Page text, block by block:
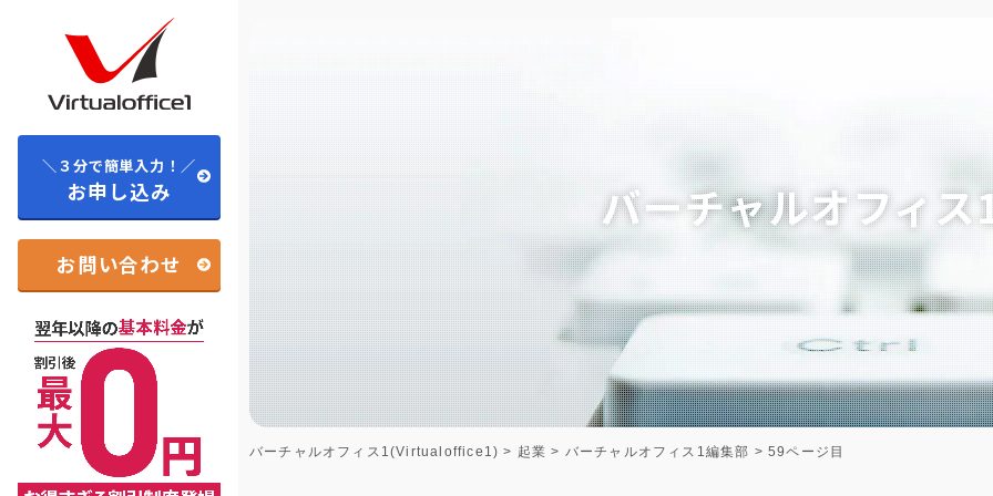
＼３分で簡単入力！／
お申し込み
お問い合わせ
バーチャルオフィス
バーチャルオフィス1(Virtualoffice1) > 起業 > バーチャルオフィス1編集部 >59ページ目